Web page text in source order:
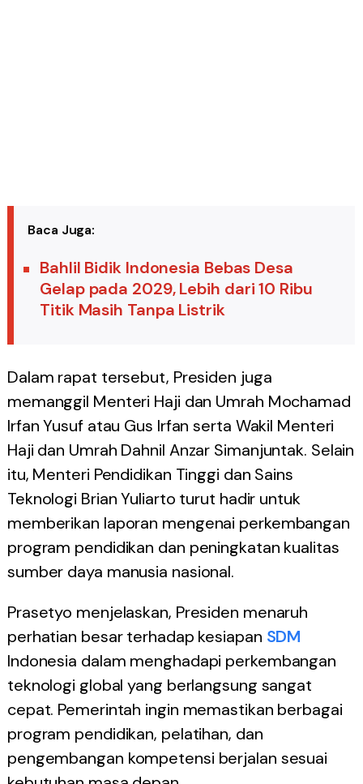
Baca Juga:
Bahlil Bidik Indonesia Bebas Desa
Gelap pada 2029, Lebih dari 10 Ribu
Titik Masih Tanpa Listrik
Dalam rapat tersebut, Presiden juga
memanggil Menteri Haji dan Umrah Mochamad
Irfan Yusuf atau Gus Irfan serta Wakil Menteri
Haji dan Umrah Dahnil Anzar Simanjuntak. Selain
itu, Menteri Pendidikan Tinggi dan Sains
Teknologi Brian Yuliarto turut hadir untuk
memberikan laporan mengenai perkembangan
program pendidikan dan peningkatan kualitas
sumber daya manusia nasional.
Prasetyo menjelaskan, Presiden menaruh
perhatian besar terhadap kesiapan SDM
Indonesia dalam menghadapi perkembangan
teknologi global yang berlangsung sangat
cepat. Pemerintah ingin memastikan berbagai
program pendidikan, pelatihan, dan
pengembangan kompetensi berjalan sesuai